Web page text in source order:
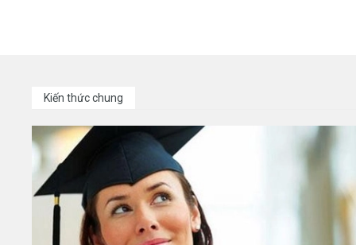
Kiến thức chung